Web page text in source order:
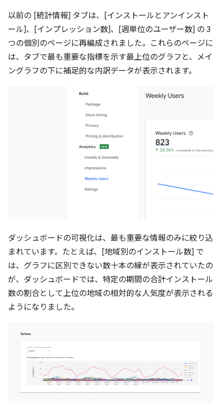
以前の [統計情報] タブは、[インストールとアンインスト
ール]、[インプレッション数]、[週単位のユーザー数] の 3
つの個別のページに再編成されました。これらのページに
は、タブで最も重要な指標を示す最上位のグラフと、メイ
ングラフの下に補足的な内訳データが表示されます。
ダッシュボードの可視化は、最も重要な情報のみに絞り込
まれています。たとえば、[地域別のインストール数] で
は、グラフに区別できない数十本の線が表示されていたの
が、ダッシュボードでは、特定の期間の合計インストール
数の割合として上位の地域の相対的な人気度が表示される
ようになりました。